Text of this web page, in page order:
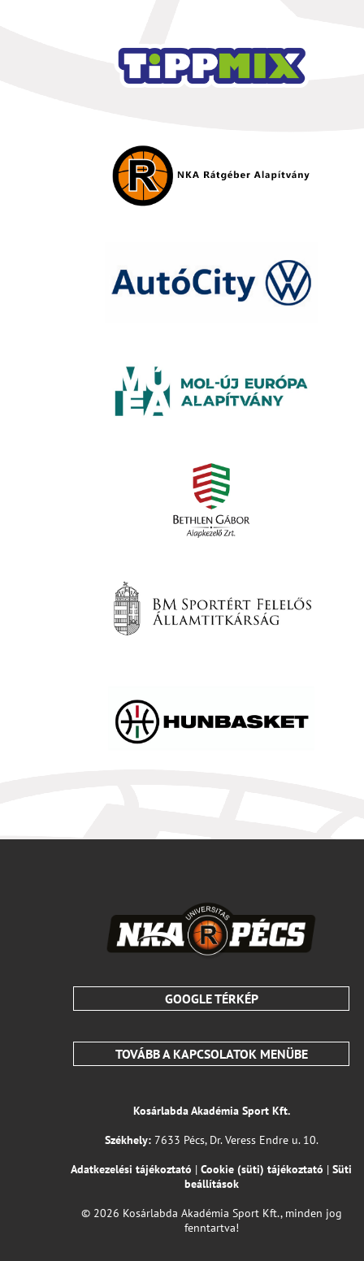
GOOGLE TÉRKÉP
TOVÁBB A KAPCSOLATOK MENÜBE
Kosárlabda Akadémia Sport Kft.
Székhely:7633 Pécs, Dr. Veress Endre u. 10.
Adatkezelési tájékoztató | Cookie (süti) tájékoztató | Süti
beállítások
© 2026 Kosárlabda Akadémia Sport Kft., minden jog
fenntartva!